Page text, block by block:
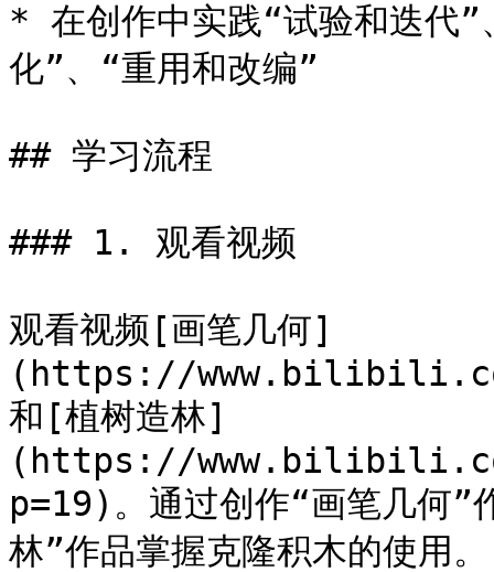
* 在创作中实践“试验和迭代”
化”、“重用和改编”
## 学习流程
### 1. 观看视频
观看视频[画笔几何]
(https://
和[植树造林]
(https://
p=19)。通过创作“画笔几何”
林”作品掌握克隆积木的使用。